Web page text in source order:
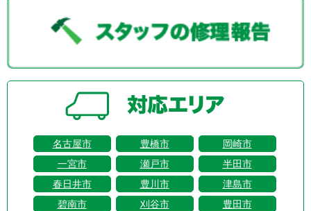
名古屋市 豊橋市
岡崎市
一宮市
瀬戸市
半田市
春日井市
豊川市
津島市
碧南市
刈谷市
豊田市